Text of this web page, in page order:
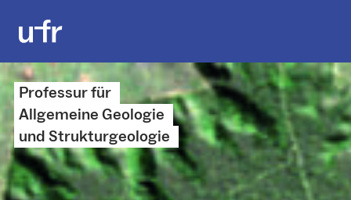
Professur für
Allgemeine Geologie
und Strukturgeologie